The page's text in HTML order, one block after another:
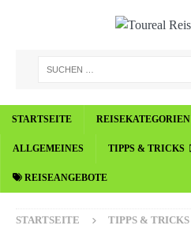
STARTSEITE REISEKATEGORIEN
ALLGEMEINES TIPPS & TRICKS
REISEANGEBOTE
STARTSEITE TIPPS & TRICKS